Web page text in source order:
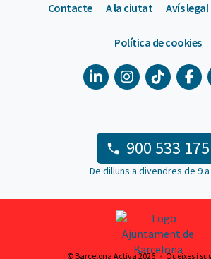
Contacte A la ciutat Avís legal
Política de cookies
900 533 175
De dilluns a divendres de 9 a
© Barcelona Activa 2026 Queixes i